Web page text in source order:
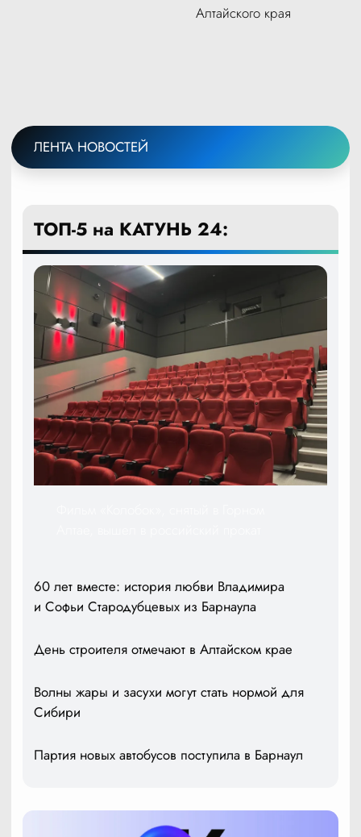
Алтайского края
ЛЕНТА НОВОСТЕЙ
ТОП-5 на КАТУНЬ 24:
60 лет вместе: история любви Владимира
и Софьи Стародубцевых из Барнаула
День строителя отмечают в Алтайском крае
Волны жары и засухи могут стать нормой для
Сибири
Партия новых автобусов поступила в Барнаул